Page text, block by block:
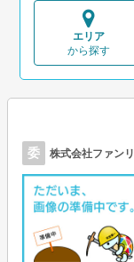
エリア
から探す
委 株式会社ファン